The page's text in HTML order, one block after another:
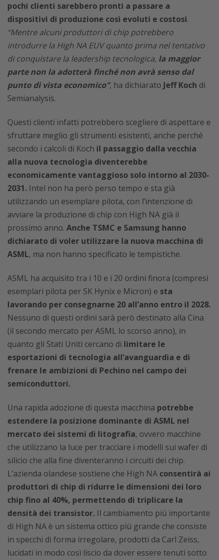
pochi clienti sarebbero pronti a passare a
dispositivi di produzione così evoluti e costosi.
“Mentre alcuni produttori di chip potrebbero
introdurre la High NA EUV quanto prima nel tentativo
di conquistare la leadership tecnologica, la maggior
parte non la adotterà finché non avrà senso dal
punto di vista economico”, ha dichiarato Jeff Koch di
Semianalysis.
Questi clienti infatti potrebbero scegliere di aspettare e
sfruttare meglio gli strumenti esistenti, anche perché
secondo i calcoli di Koch il passaggio dalla vecchia
alla nuova tecnologia diventerebbe
economicamente vantaggioso solo intorno al 2030-
2031. Intel non ha però perso tempo e sta già
utilizzando un esemplare pilota, con l’intenzione di
avviare la produzione di chip con High NA già il
prossimo anno. Anche TSMC e Samsung hanno
dichiarato di voler utilizzare la nuova macchina di
ASML, ma non hanno specificato le tempistiche.
ASML ha acquisito tra i 10 e i 20 ordini finora (compresi
esemplari pilota per SK Hynix e Micron) e sta
lavorando per consegnarne 20 all’anno entro il 2028.
Nessuno di questi ordini sarà però destinato alla Cina
(il secondo mercato per ASML lo scorso anno), in
quanto gli Stati Uniti cercano di limitare le
esportazioni di tecnologia all’avanguardia e di
frenare le ambizioni di Pechino nel campo dei
semiconduttori.
Una rapida adozione di questa macchina potrebbe
estendere la posizione dominante di ASML nel
mercato dei sistemi di litografia, ovvero macchine
che utilizzano la luce per tracciare i modelli sui wafer di
silicio che alla fine diventeranno i circuiti dei chip.
L’azienda olandese sostiene che High NA consentirà ai
produttori di chip di ridurre le dimensioni dei loro
chip fino al 40%, permettendo di triplicare la
densità dei transistor. Il cambiamento più importante
di High NA è un sistema ottico più grande che consiste
in specchi di forma irregolare, prodotti da Carl Zeiss,
lucidati in modo così liscio da dover essere tenuti sotto